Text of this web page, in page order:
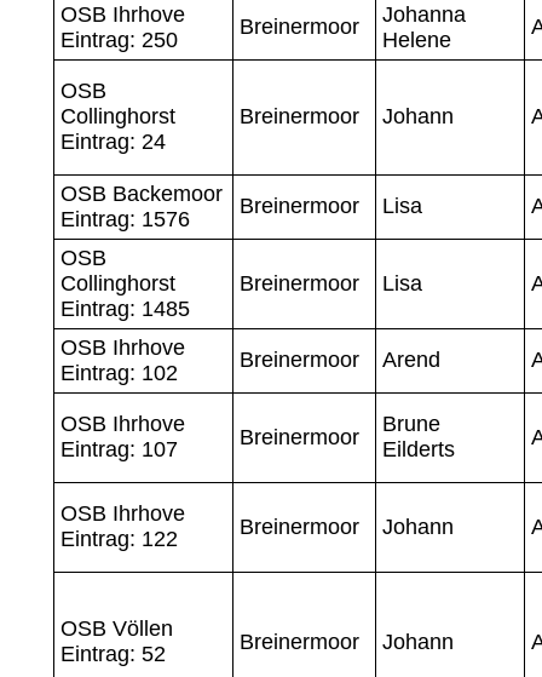
OSB Ihrhove
Eintrag: 250
Breinermoor
Johanna
Helene
OSB
Collinghorst
Eintrag: 24
Breinermoor Johann
OSB Backemoor
Eintrag: 1576
Breinermoor Lisa
OSB
Collinghorst
Eintrag: 1485
Breinermoor Lisa
OSB Ihrhove
Eintrag: 102
Breinermoor Arend
OSB Ihrhove
Eintrag: 107
Breinermoor
Brune
Eilderts
OSB Ihrhove
Eintrag: 122
Breinermoor Johann
OSB Völlen
Eintrag: 52
Breinermoor Johann